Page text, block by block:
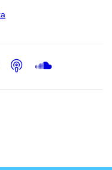
Podcast